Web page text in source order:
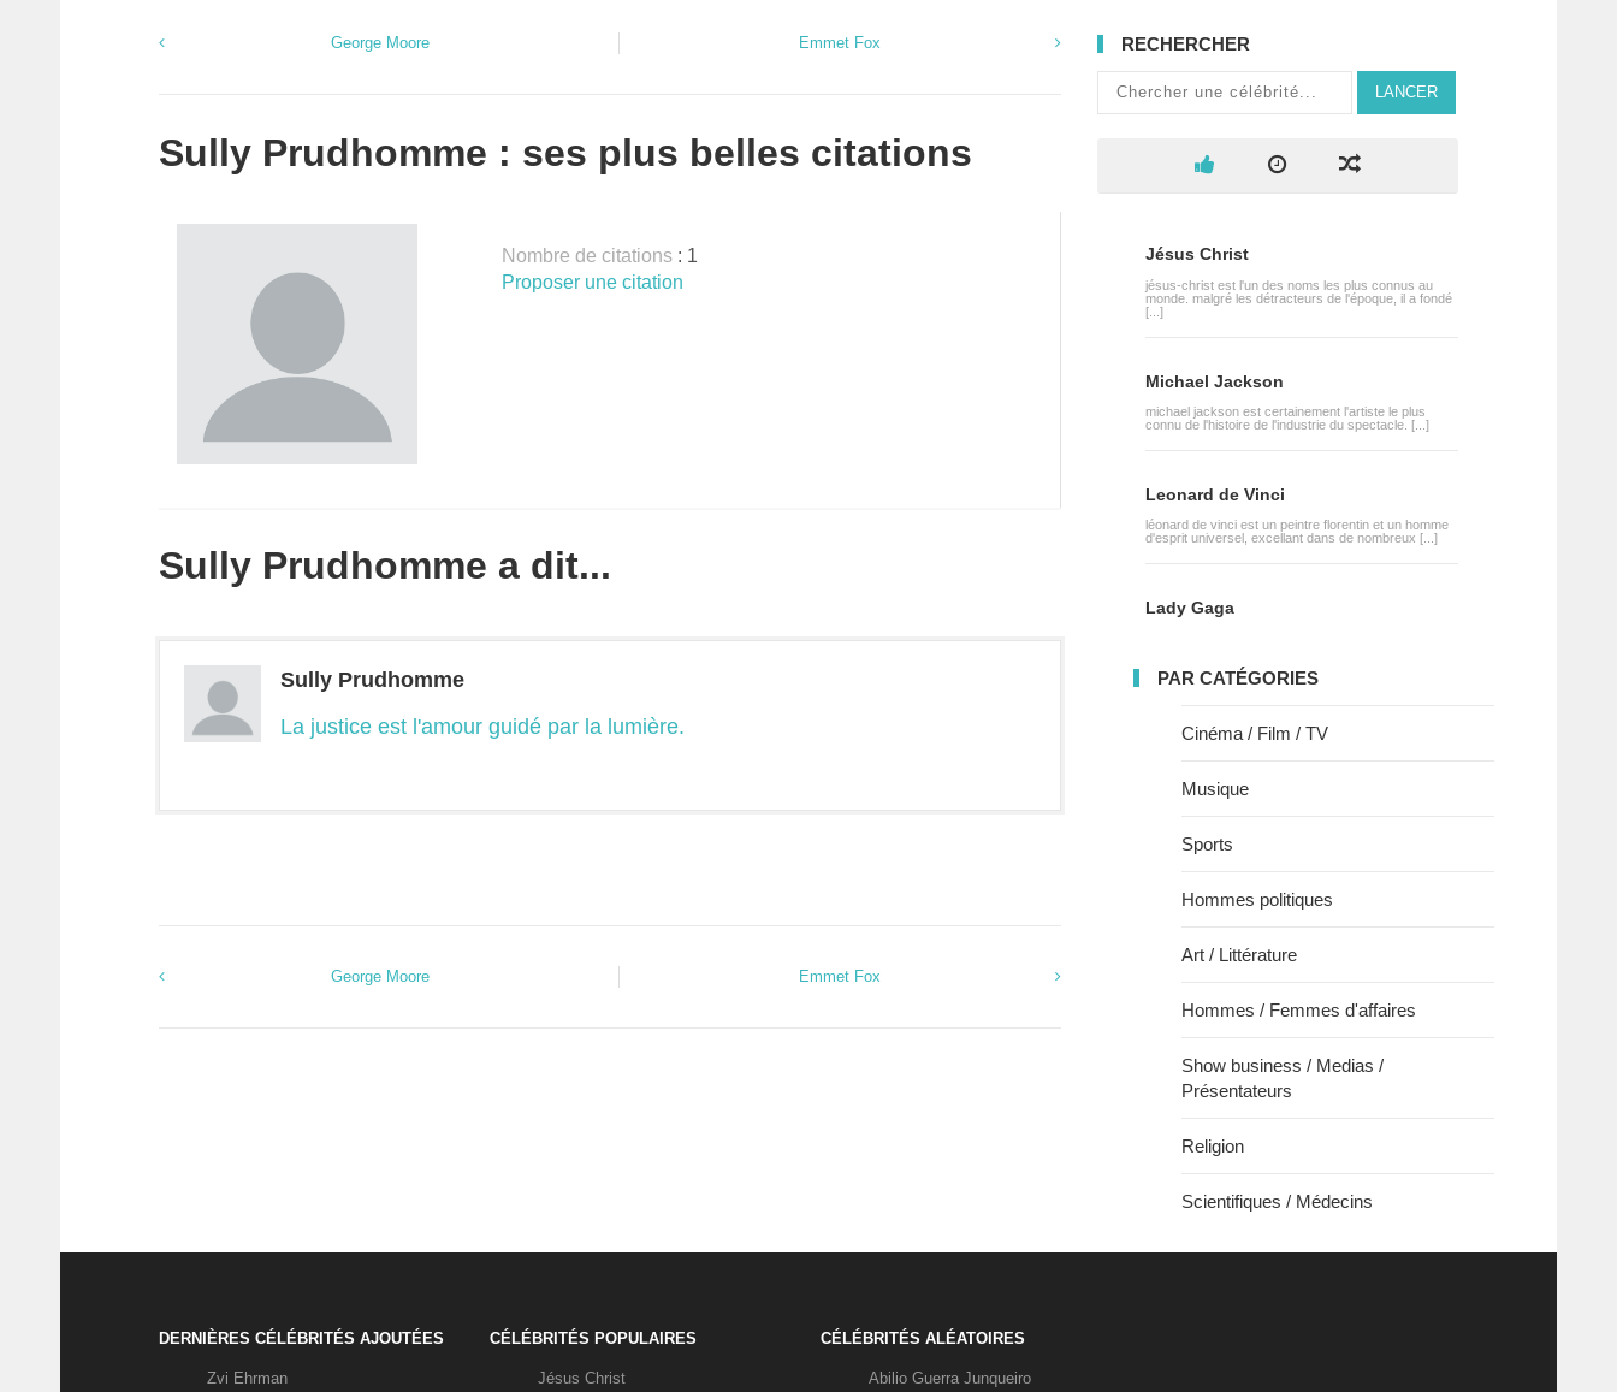
George Moore Emmet Fox
Sully Prudhomme : ses plus belles citations
Nombre de citations : 1
Proposer une citation
Sully Prudhomme a dit...
Sully Prudhomme
La justice est l'amour guidé par la lumière.
George Moore Emmet Fox
RECHERCHER
LANCER
Jésus Christ
jésus-christ est l'un des noms les plus connus au
monde. malgré les détracteurs de l'époque, il a fondé
[...]
Michael Jackson
michael jackson est certainement l'artiste le plus
connu de l'histoire de l'industrie du spectacle. [...]
Leonard de Vinci
léonard de vinci est un peintre florentin et un homme
d'esprit universel, excellant dans de nombreux [...]
Lady Gaga
PAR CATÉGORIES
Cinéma / Film / TV
Musique
Sports
Hommes politiques
Art / Littérature
Hommes / Femmes d'affaires
Show business / Medias /
Présentateurs
Religion
Scientifiques / Médecins
DERNIÈRES CÉLÉBRITÉS AJOUTÉES
Zvi Ehrman
CÉLÉBRITÉS POPULAIRES
Jésus Christ
CÉLÉBRITÉS ALÉATOIRES
Abilio Guerra Junqueiro